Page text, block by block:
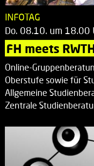
INFOTAG
Do. 08.10. um 18.00
FH meets
Online-
Oberstufe sowie für
Allgemeine
Zentrale